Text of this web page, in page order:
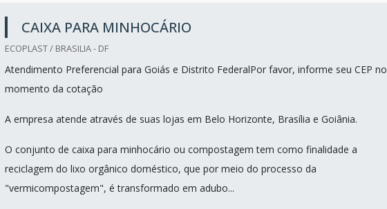
CAIXA PARA MINHOCÁRIO
ECOPLAST / BRASILIA - DF
Atendimento Preferencial para Goiás e Distrito FederalPor favor, informe seu CEP no
momento da cotação
A empresa atende através de suas lojas em Belo Horizonte, Brasília e Goiânia.
O conjunto de caixa para minhocário ou compostagem tem como finalidade a
reciclagem do lixo orgânico doméstico, que por meio do processo da
"vermicompostagem", é transformado em adubo...